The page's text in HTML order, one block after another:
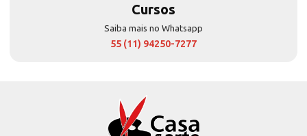
Cursos
Saiba mais no Whatsapp
55 (11) 94250-7277